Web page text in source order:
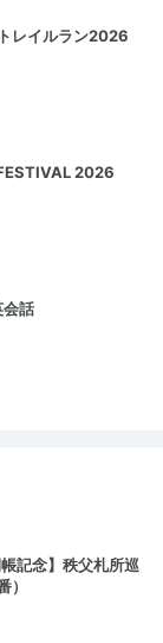
レイルラン2026
2026
会話
記念】秩父札所巡